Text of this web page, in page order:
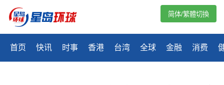
首页 快讯 时事 香港 台湾 全球 金融 消费
简体/繁體切換